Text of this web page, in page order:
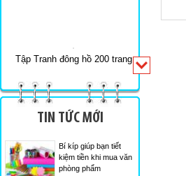
TIN TỨC MỚI
Bí kíp giúp bạn tiết
kiệm tiền khi mua văn
phòng phẩm